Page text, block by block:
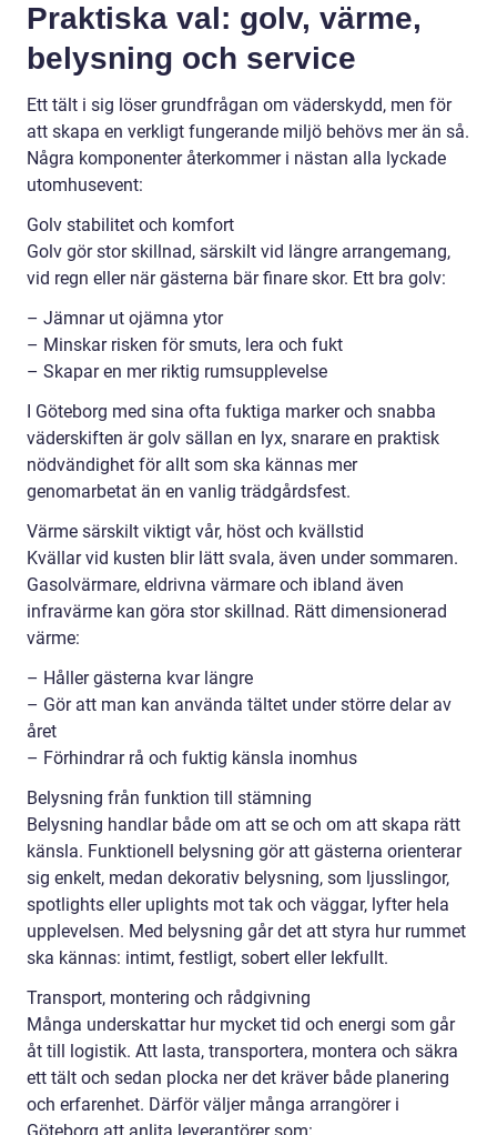
Praktiska val: golv, värme,
belysning och service
Ett tält i sig löser grundfrågan om väderskydd, men för
att skapa en verkligt fungerande miljö behövs mer än så.
Några komponenter återkommer i nästan alla lyckade
utomhusevent:
Golv stabilitet och komfort
Golv gör stor skillnad, särskilt vid längre arrangemang,
vid regn eller när gästerna bär finare skor. Ett bra golv:
– Jämnar ut ojämna ytor
– Minskar risken för smuts, lera och fukt
– Skapar en mer riktig rumsupplevelse
I Göteborg med sina ofta fuktiga marker och snabba
väderskiften är golv sällan en lyx, snarare en praktisk
nödvändighet för allt som ska kännas mer
genomarbetat än en vanlig trädgårdsfest.
Värme särskilt viktigt vår, höst och kvällstid
Kvällar vid kusten blir lätt svala, även under sommaren.
Gasolvärmare, eldrivna värmare och ibland även
infravärme kan göra stor skillnad. Rätt dimensionerad
värme:
– Håller gästerna kvar längre
– Gör att man kan använda tältet under större delar av
året
– Förhindrar rå och fuktig känsla inomhus
Belysning från funktion till stämning
Belysning handlar både om att se och om att skapa rätt
känsla. Funktionell belysning gör att gästerna orienterar
sig enkelt, medan dekorativ belysning, som ljusslingor,
spotlights eller uplights mot tak och väggar, lyfter hela
upplevelsen. Med belysning går det att styra hur rummet
ska kännas: intimt, festligt, sobert eller lekfullt.
Transport, montering och rådgivning
Många underskattar hur mycket tid och energi som går
åt till logistik. Att lasta, transportera, montera och säkra
ett tält och sedan plocka ner det kräver både planering
och erfarenhet. Därför väljer många arrangörer i